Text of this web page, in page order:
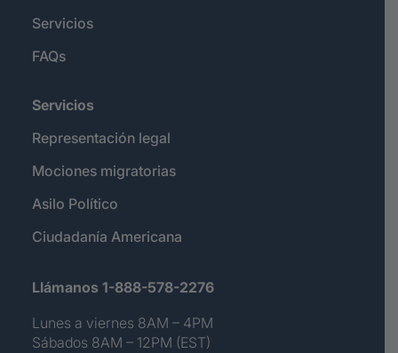
Servicios
FAQs
Servicios
Representación legal
Mociones migratorias
Asilo Político
Ciudadanía Americana
Llámanos 1-888-578-2276
Lunes a viernes 8AM – 4PM
Sábados 8AM – 12PM (EST)